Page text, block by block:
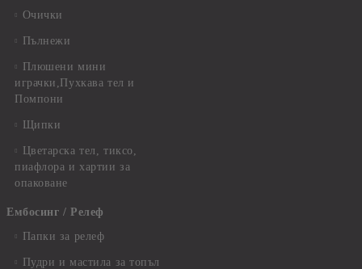
Очички
Пълнежи
Плюшени мини
играчки,Пухкава тел и
Помпони
Щипки
Цветарска тел, тиксо,
пиафлора и хартии за
опаковане
Ембосинг / Релеф
Папки за релеф
Пудри и мастила за топъл